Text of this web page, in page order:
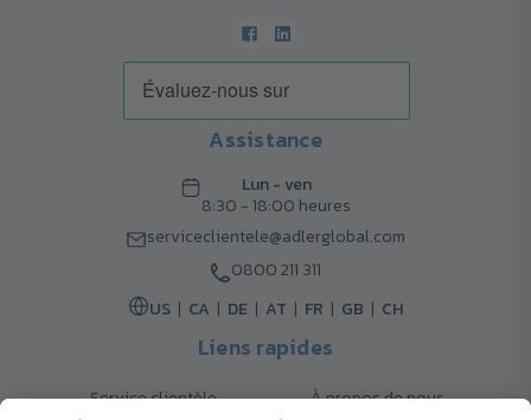
Assistance
Lun - ven
8:30 - 18:00 heures
serviceclientele@adlerglobal.com
0800 211 311
US
CA DE AT FR GB CH
Liens rapides
Service clientèle
À propos de nous